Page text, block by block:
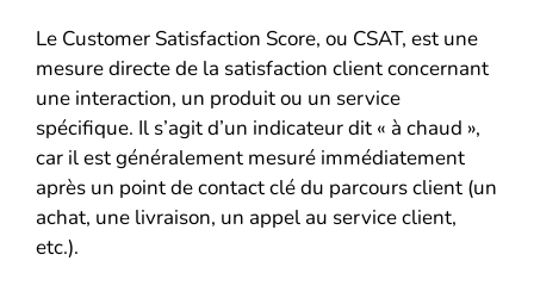
Le Customer Satisfaction Score, ou CSAT, est une
mesure directe de la satisfaction client concernant
une interaction, un produit ou un service
spécifique. Il s’agit d’un indicateur dit « à chaud »,
car il est généralement mesuré immédiatement
après un point de contact clé du parcours client (un
achat, une livraison, un appel au service client,
etc.).